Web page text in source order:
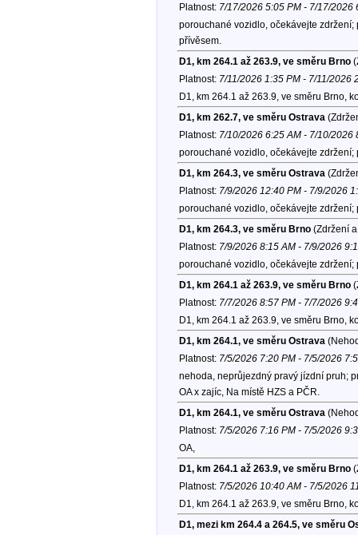
Platnost: 7/17/2026 5:05 PM - 7/17/2026
porouchané vozidlo, očekávejte
přívěsem.
D1, km 264.1 až 263.9, ve směru Brno
Platnost: 7/11/2026 1:35 PM - 7/11/2026
D1, km 264.1 až 263.9, ve směru Brno,
D1, km 262.7, ve směru Ostrava
Platnost: 7/10/2026 6:25 AM - 7/10/2026
porouchané vozidlo, očekávejte
D1, km 264.3, ve směru Ostrava
Platnost: 7/9/2026 12:40 PM - 7/9/2026
porouchané vozidlo, očekávejte zdržení;
D1, km 264.3, ve směru Brno(Zdržení
Platnost: 7/9/2026 8:15 AM - 7/9/2026
porouchané vozidlo, očekávejte
D1, km 264.1 až 263.9, ve směru Brno
Platnost: 7/7/2026 8:57 PM - 7/7/2026
D1, km 264.1 až 263.9, ve směru Brno,
D1, km 264.1, ve směru Ostrava
Platnost: 7/5/2026 7:20 PM - 7/5/2026
nehoda, neprůjezdný pravý jízdní pruh;
OA x zajíc, Na místě HZS a PČR.
D1, km 264.1, ve směru Ostrava
Platnost: 7/5/2026 7:16 PM - 7/5/2026
OA,
D1, km 264.1 až 263.9, ve směru Brno
Platnost: 7/5/2026 10:40 AM - 7/5/2026
D1, km 264.1 až 263.9, ve směru Brno,
D1, mezi km 264.4 a 264.5, ve směru